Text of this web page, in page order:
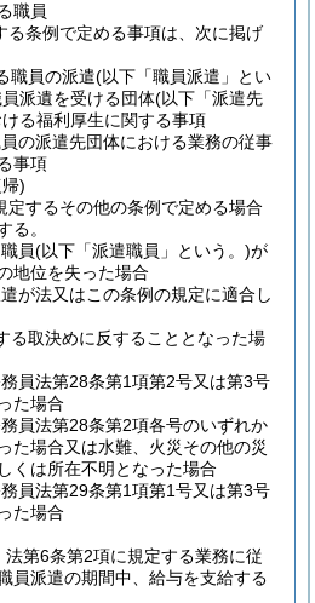
職員
る条例で定める事項は、次に掲げ
職員の派遣(以下「職員派遣」とい
派遺を受ける団体(以下「派遣先
る福利厚生に関する事項
の派遣先団体における業務の従事
事項
)
定するその他の条例で定める場合
る。
員(以下「派遣職員」という。)が
地位を失った場合
が法又はこの条例の規定に適合し
る取決めに反することとなった場
員法第28条第1項第2号又は第3号
た場合
員法第28条第2項各号のいずれか
た場合又は水難、火災その他の災
くは所在不明となった場合
員法第29条第1項第1号又は第3号
た場合
第6条第2項に規定する業務に従
員派遣の期間中、給与を支給する